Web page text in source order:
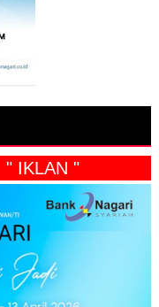
" IKLAN "